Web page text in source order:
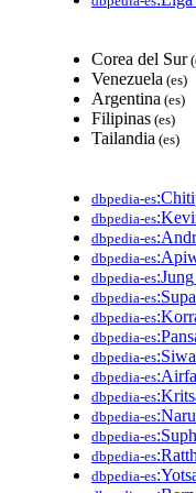
Corea del Sur
Venezuela (es)
Argentina (es)
Filipinas (es)
Tailandia (es)
dbpedia-es
dbpedia-es
dbpedia-es
dbpedia-es
dbpedia-es
dbpedia-es
dbpedia-es
dbpedia-es
dbpedia-es
dbpedia-es
dbpedia-es
dbpedia-es
dbpedia-es
dbpedia-es
dbpedia-es